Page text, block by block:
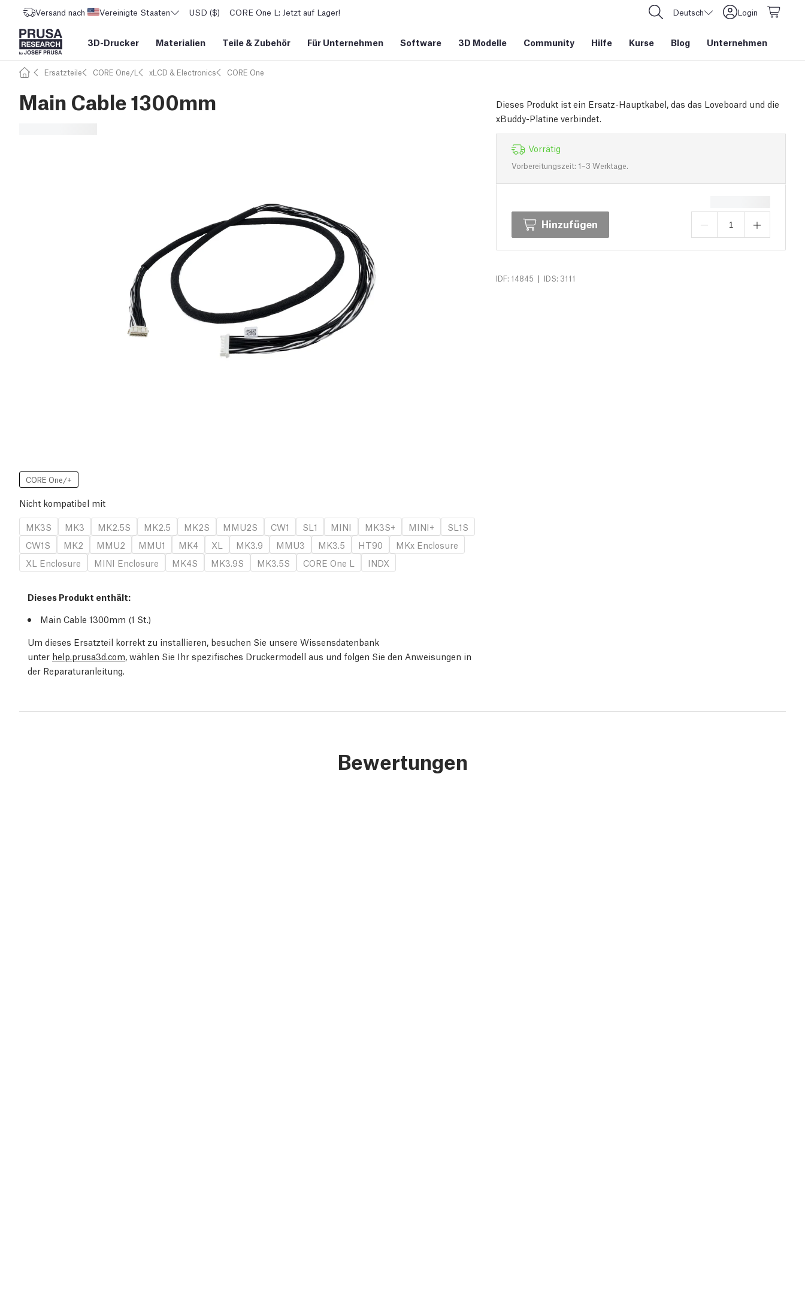
Versand nach Vereinigte Staaten USD ($) CORE One L: Jetzt auf Lager! Deutsch Login
3D-Drucker Materialien Teile & Zubehör Für Unternehmen Software 3D Modelle Community Hilfe Kurse Blog Unternehmen
Ersatzteile CORE One/L xLCD & Electronics CORE One
Main Cable 1300mm
Dieses Produkt ist ein Ersatz-Hauptkabel, das das Loveboard und die
xBuddy-Platine verbindet.
Vorrätig
Vorbereitungszeit: 1–3 Werktage.
Hinzufügen
IDF: 14845 | IDS: 3111
CORE One/+
Nicht kompatibel mit
MK3S
MK3 MK2.5S MK2.5 MK2S MMU2S CW1 SL1 MINI MK3S+ MINI+
SL1S
CW1S
MK2 MMU2 MMU1 MK4 XL MK3.9 MMU3 MK3.5 HT90
MKx Enclosure
XL Enclosure
MINI Enclosure MK4S MK3.9S MK3.5S CORE One L INDX
Dieses Produkt enthält:
Main Cable 1300mm (1 St.)
Um dieses Ersatzteil korrekt zu installieren, besuchen Sie unsere Wissensdatenbank
unter help.prusa3d.com, wählen Sie Ihr spezifisches Druckermodell aus und folgen Sie den Anweisungen in
der Reparaturanleitung.
Bewertungen